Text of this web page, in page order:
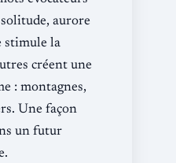
aurore
stimule la
créent une
: montagnes,
Une façon
un futur